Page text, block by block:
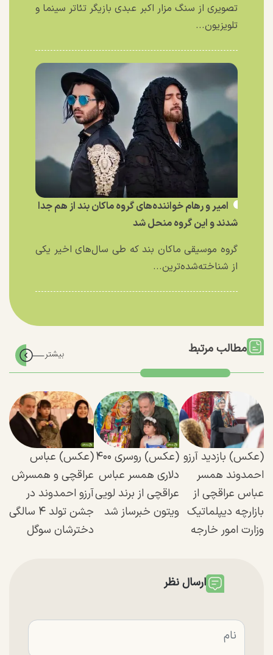
تصویری از سنگ مزار اکبر عبدی بازیگر تئاتر سینما و
تلویزیون...
امیر و رهام خواننده‌های گروه ماکان بند از هم جدا
شدند و این گروه منحل شد
گروه موسیقی ماکان بند که طی سال‌های اخیر یکی
از شناخته‌شده‌ترین...
مطالب مرتبط
(عکس) بازدید آرزو
احمدوند همسر
عباس عراقچی از
بازارچه دیپلماتیک
وزارت امور خارجه
(عکس) روسری ۴۰۰
دلاری همسر عباس
عراقچی از برند لویی
ویتون خبرساز شد
(عکس) عباس
عراقچی و همسرش
آرزو احمدوند در
جشن تولد ۴ سالگی
دخترشان سوگل
ارسال نظر